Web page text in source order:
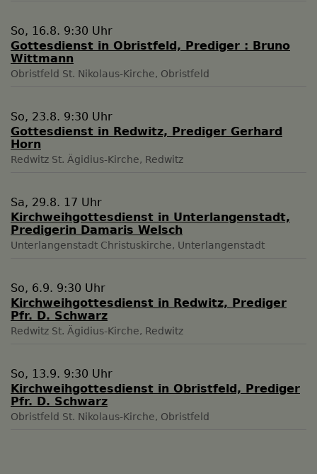
So, 16.8. 9:30 Uhr
Gottesdienst in Obristfeld, Prediger : Bruno
Wittmann
Obristfeld St. Nikolaus-Kirche, Obristfeld
So, 23.8. 9:30 Uhr
Gottesdienst in Redwitz, Prediger Gerhard
Horn
Redwitz St. Ägidius-Kirche, Redwitz
Sa, 29.8. 17 Uhr
Kirchweihgottesdienst in Unterlangenstadt,
Predigerin Damaris Welsch
Unterlangenstadt Christuskirche, Unterlangenstadt
So, 6.9. 9:30 Uhr
Kirchweihgottesdienst in Redwitz, Prediger
Pfr. D. Schwarz
Redwitz St. Ägidius-Kirche, Redwitz
So, 13.9. 9:30 Uhr
Kirchweihgottesdienst in Obristfeld, Prediger
Pfr. D. Schwarz
Obristfeld St. Nikolaus-Kirche, Obristfeld